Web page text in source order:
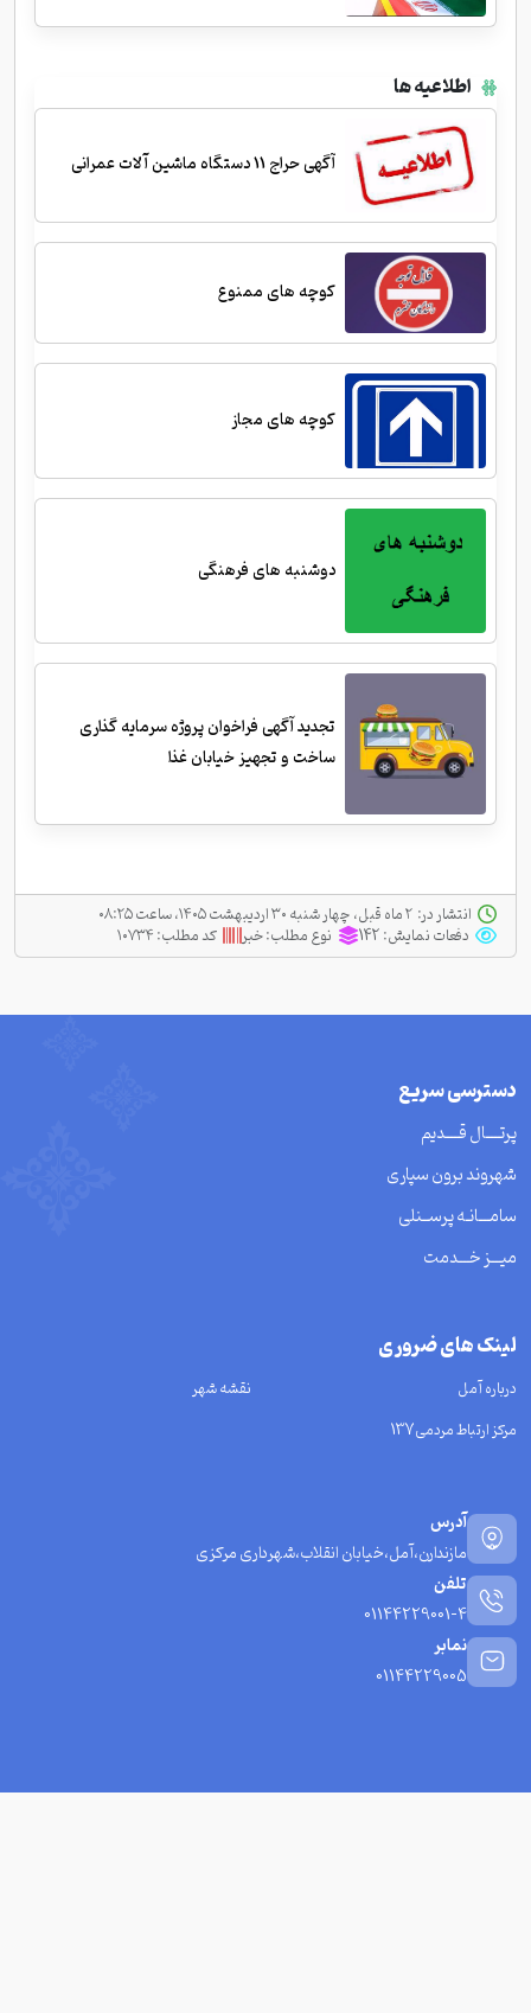
اطلاعیه ها
آگهی حراج 11 دستگاه ماشین آلات عمرانی
کوچه های ممنوع
کوچه های مجاز
دوشنبه های فرهنگی
تجدید آگهی فراخوان پروژه سرمایه گذاری
ساخت و تجهیز خیابان غذا
انتشار در:
دفعات نمایش:142 نوع مطلب:خبر کد مطلب:۱۰۷۳۴
دسترسی سریع
پرتــــال قــــدیم
شهروند برون سپاری
سامـــانـه پرســنلی
میـــز خـــدمت
لینک های ضروری
درباره آمل
نقشه شهر
مرکز ارتباط مردمی137
آدرس
مازندارن،آمل،خیابان انقلاب،شهرداری مرکزی
تلفن
01144229001-4
نمابر
01144229005